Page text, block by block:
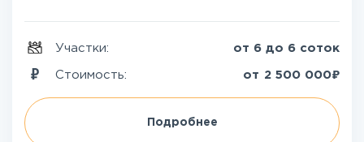
Участки: от 6 до 6 соток
Стоимость: от 2 500 000₽
Подробнее